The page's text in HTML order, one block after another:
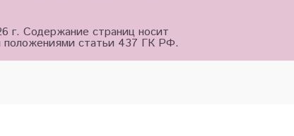
г. Содержание страниц носит
положениями статьи 437 ГК РФ.